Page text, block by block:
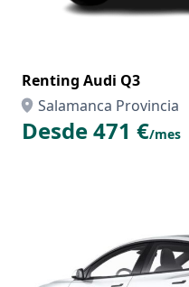
Renting Audi Q3
Salamanca Provincia
Desde 471 €/mes